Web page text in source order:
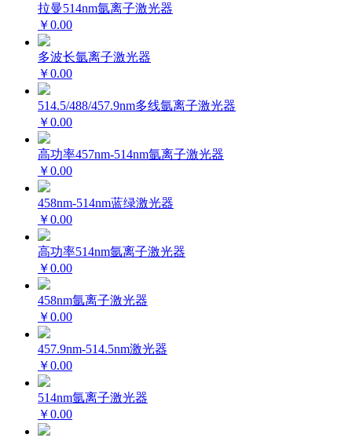
拉曼514nm氩离子激光器
￥0.00
多波长氩离子激光器
￥0.00
514.5/488/457.9nm多线氩离子激光器
￥0.00
高功率457nm-514nm氩离子激光器
￥0.00
458nm-514nm蓝绿激光器
￥0.00
高功率514nm氩离子激光器
￥0.00
458nm氩离子激光器
￥0.00
457.9nm-514.5nm激光器
￥0.00
514nm氩离子激光器
￥0.00